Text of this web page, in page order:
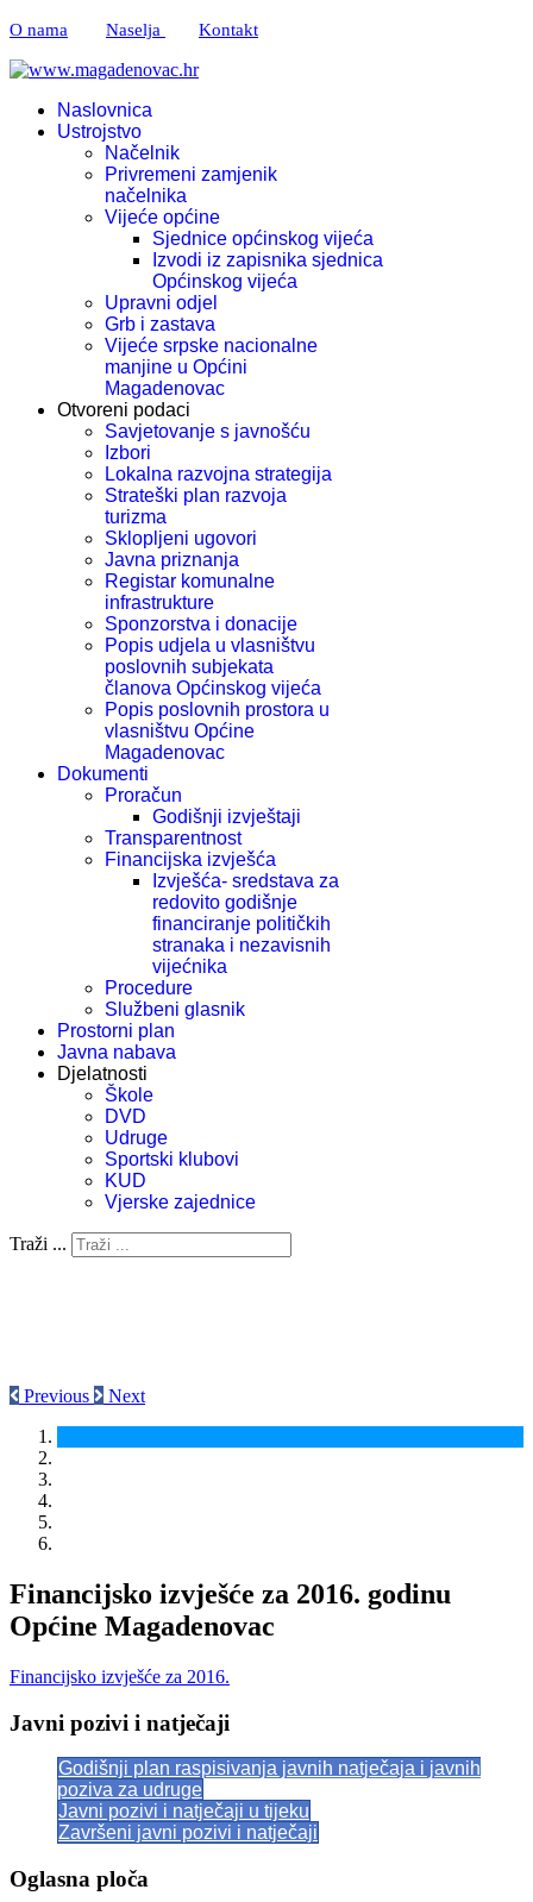
O nama Naselja Kontakt
Naslovnica
Ustrojstvo
Načelnik
Privremeni zamjenik
načelnika
Vijeće općine
Sjednice općinskog vijeća
Izvodi iz zapisnika sjednica
Općinskog vijeća
Upravni odjel
Grb i zastava
Vijeće srpske nacionalne
manjine u Općini
Magadenovac
Otvoreni podaci
Savjetovanje s javnošću
Izbori
Lokalna razvojna strategija
Strateški plan razvoja
turizma
Sklopljeni ugovori
Javna priznanja
Registar komunalne
infrastrukture
Sponzorstva i donacije
Popis udjela u vlasništvu
poslovnih subjekata
članova Općinskog vijeća
Popis poslovnih prostora u
vlasništvu Općine
Magadenovac
Dokumenti
Proračun
Godišnji izvještaji
Transparentnost
Financijska izvješća
Izvješća- sredstava za
redovito godišnje
financiranje političkih
stranaka i nezavisnih
vijećnika
Procedure
Službeni glasnik
Prostorni plan
Javna nabava
Djelatnosti
Škole
DVD
Udruge
Sportski klubovi
KUD
Vjerske zajednice
Traži ...
Previous Next
Financijsko izvješće za 2016. godinu
Općine Magadenovac
Financijsko izvješće za 2016.
Javni pozivi i natječaji
Godišnji plan raspisivanja javnih natječaja i javnih
poziva za udruge
Javni pozivi i natječaji u tijeku
Završeni javni pozivi i natječaji
Oglasna ploča